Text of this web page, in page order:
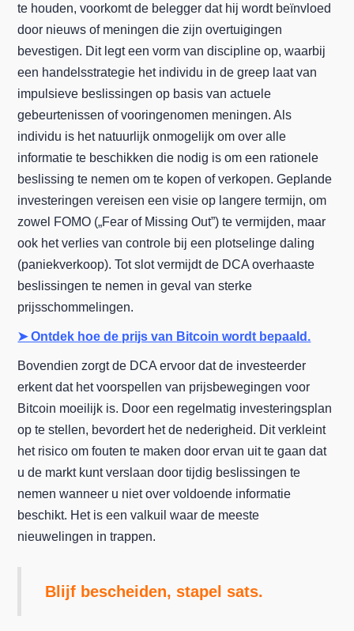
te houden, voorkomt de belegger dat hij wordt beïnvloed
door nieuws of meningen die zijn overtuigingen
bevestigen. Dit legt een vorm van discipline op, waarbij
een handelsstrategie het individu in de greep laat van
impulsieve beslissingen op basis van actuele
gebeurtenissen of vooringenomen meningen. Als
individu is het natuurlijk onmogelijk om over alle
informatie te beschikken die nodig is om een rationele
beslissing te nemen om te kopen of verkopen. Geplande
investeringen vereisen een visie op langere termijn, om
zowel FOMO („Fear of Missing Out”) te vermijden, maar
ook het verlies van controle bij een plotselinge daling
(paniekverkoop). Tot slot vermijdt de DCA overhaaste
beslissingen te nemen in geval van sterke
prijsschommelingen.
➤ Ontdek hoe de prijs van Bitcoin wordt bepaald.
Bovendien zorgt de DCA ervoor dat de investeerder
erkent dat het voorspellen van prijsbewegingen voor
Bitcoin moeilijk is. Door een regelmatig investeringsplan
op te stellen, bevordert het de nederigheid. Dit verkleint
het risico om fouten te maken door ervan uit te gaan dat
u de markt kunt verslaan door tijdig beslissingen te
nemen wanneer u niet over voldoende informatie
beschikt. Het is een valkuil waar de meeste
nieuwelingen in trappen.
Blijf bescheiden, stapel sats.